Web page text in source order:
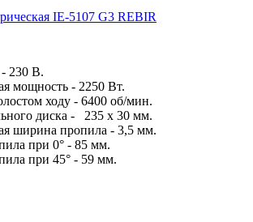
IE-5107 G3 REBIR
230 В.
мощность - 2250 Вт.
ходу - 6400 об/мин.
диска - 235 х 30 мм.
ширина пропила - 3,5 мм.
при 0° - 85 мм.
при 45° - 59 мм.